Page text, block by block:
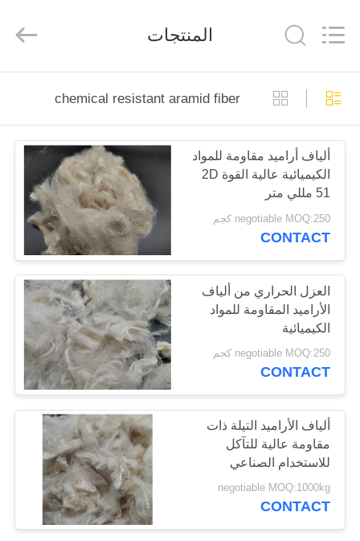
الصفحة
الرئيسية
منتجات
أشرطة
فيديو
معلومات
جولة
في
المعمل
مراقبة
الجودة
IMP&EXP
CO.LTD.
Reserved.
المنتجات
chemical resistant aramid fiber
ألياف أراميد مقاومة للمواد
الكيميائية عالية القوة 2D
51 مللي متر
negotiable MOQ:250 كجم
CONTACT
العزل الحراري من ألياف
الأراميد المقاومة للمواد
الكيميائية
negotiable MOQ:250 كجم
CONTACT
ألياف الأراميد التيلة ذات
مقاومة عالية للتآكل
للاستخدام الصناعي
negotiable MOQ:1000kg
CONTACT